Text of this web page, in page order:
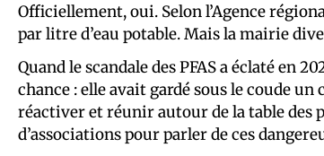
Officiellement, oui. Selon l’Agence
par litre d’eau potable. Mais la mairie
Quand le scandale des PFAS a éclaté en
chance : elle avait gardé sous le coude
réactiver et réunir autour de la table des
d’associations pour parler de ces